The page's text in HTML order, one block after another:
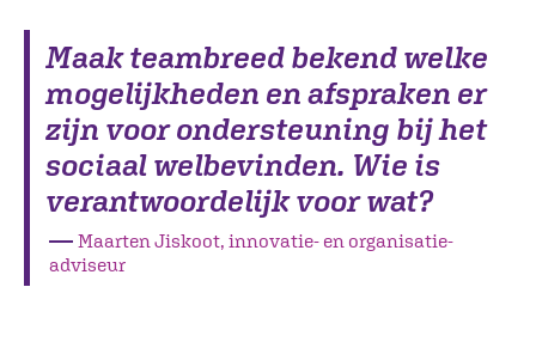
Maak teambreed bekend welke
mogelijkheden en afspraken er
zijn voor ondersteuning bij het
sociaal welbevinden. Wie is
verantwoordelijk voor wat?
― Maarten Jiskoot, innovatie- en organisatie-
adviseur